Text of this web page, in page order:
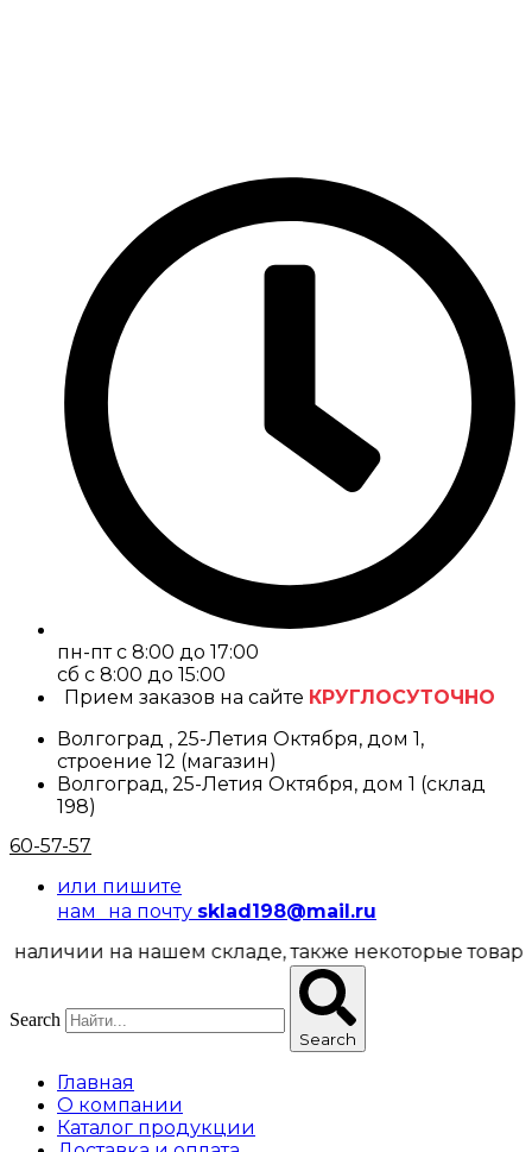
пн-пт с 8:00 до 17:00
cб с 8:00 до 15:00
Прием заказов на сайте КРУГЛОСУТОЧНО
Волгоград , 25-Летия Октября, дом 1,
строение 12 (магазин)
Волгоград, 25-Летия Октября, дом 1 (склад
198)
60-57-57
или пишите
нам на почту sklad198@mail.ru
на нашем складе, также некоторые товары
Search
Search
Главная
О компании
Каталог продукции